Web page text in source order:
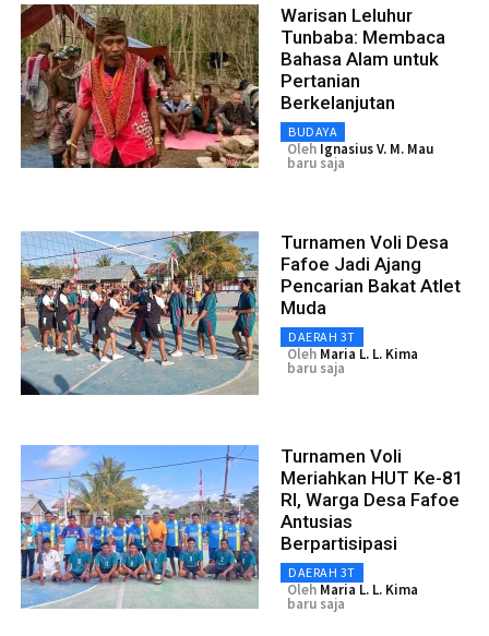
Warisan Leluhur
Tunbaba: Membaca
Bahasa Alam untuk
Pertanian
Berkelanjutan
BUDAYA
Oleh Ignasius V. M. Mau
baru saja
Turnamen Voli Desa
Fafoe Jadi Ajang
Pencarian Bakat Atlet
Muda
DAERAH 3T
Oleh Maria L. L. Kima
baru saja
Turnamen Voli
Meriahkan HUT Ke-81
RI, Warga Desa Fafoe
Antusias
Berpartisipasi
DAERAH 3T
Oleh Maria L. L. Kima
baru saja